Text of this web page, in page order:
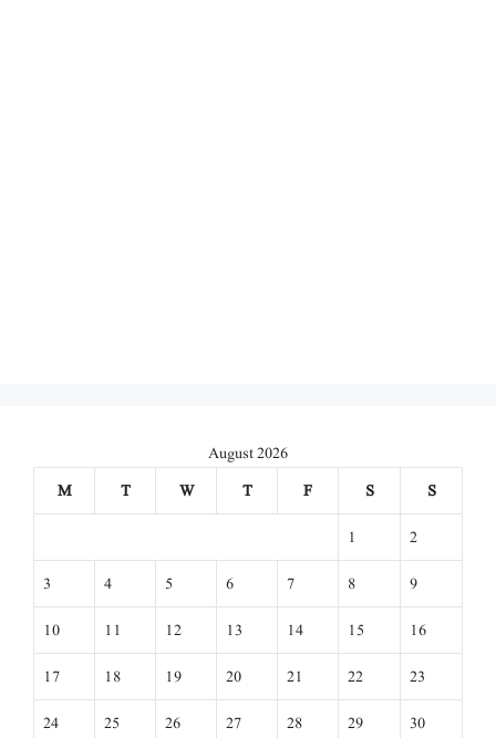
August 2026
M
T W T F S
S
1
2
3
4 5 6 7 8
9
10
11 12 13 14 15
16
17
18 19 20 21 22
23
24
25 26 27 28 29
30